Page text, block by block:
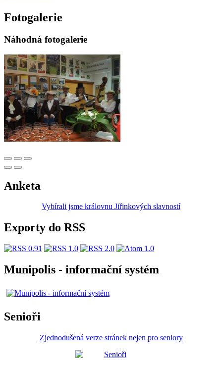
Fotogalerie
Náhodná fotogalerie
Anketa
Vybírali jsme královnu Jiřinkových slavností
Exporty do RSS
Munipolis - informační systém
Senioři
Zjednodušená verze stránek nejen pro seniory